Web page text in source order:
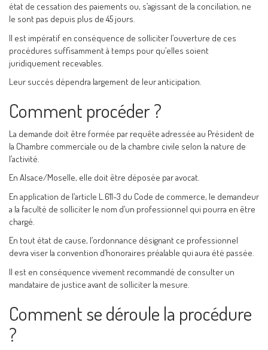
état de cessation des paiements ou, s’agissant de la conciliation, ne
le sont pas depuis plus de 45 jours.
Il est impératif en conséquence de solliciter l’ouverture de ces
procédures suffisamment à temps pour qu’elles soient
juridiquement recevables.
Leur succès dépendra largement de leur anticipation.
Comment procéder ?
La demande doit être formée par requête adressée au Président de
la Chambre commerciale ou de la chambre civile selon la nature de
l’activité.
En Alsace/Moselle, elle doit être déposée par avocat.
En application de l’article L.611-3 du Code de commerce, le demandeur
a la faculté de solliciter le nom d’un professionnel qui pourra en être
chargé.
En tout état de cause, l’ordonnance désignant ce professionnel
devra viser la convention d’honoraires préalable qui aura été passée.
Il est en conséquence vivement recommandé de consulter un
mandataire de justice avant de solliciter la mesure.
Comment se déroule la procédure
?